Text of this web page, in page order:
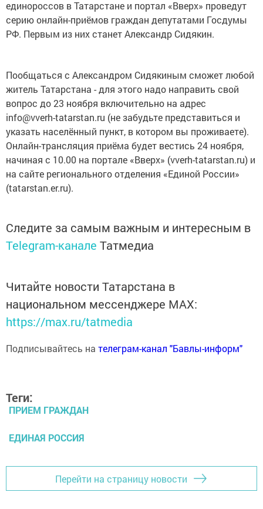
единороссов в Татарстане и портал «Вверх» проведут
серию онлайн-приёмов граждан депутатами Госдумы
РФ. Первым из них станет Александр Сидякин.
Пообщаться с Александром Сидякиным сможет любой
житель Татарстана - для этого надо направить свой
вопрос до 23 ноября включительно на адрес
info@vverh-tatarstan.ru (не забудьте представиться и
указать населённый пункт, в котором вы проживаете).
Онлайн-трансляция приёма будет вестись 24 ноября,
начиная с 10.00 на портале «Вверх» (vverh-tatarstan.ru) и
на сайте регионального отделения «Единой России»
(tatarstan.er.ru).
Следите за самым важным и интересным в
Telegram-канале Татмедиа
Читайте новости Татарстана в
национальном мессенджере MАХ:
https://max.ru/tatmedia
Подписывайтесь на телеграм-канал "Бавлы-информ"
Теги:
ПРИЕМ ГРАЖДАН
ЕДИНАЯ РОССИЯ
Перейти на страницу новости